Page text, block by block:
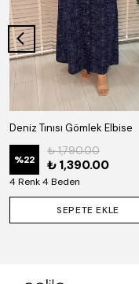
Deniz Tınısı Gömlek Elbise
%22
₺ 1,790.00
₺ 1,390.00
4 Renk 4 Beden
SEPETE EKLE